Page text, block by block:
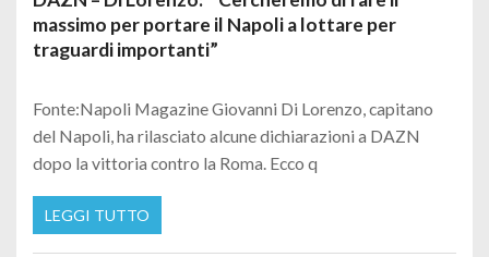
massimo per portare il Napoli a lottare per
traguardi importanti”
Fonte:Napoli Magazine Giovanni Di Lorenzo, capitano
del Napoli, ha rilasciato alcune dichiarazioni a DAZN
dopo la vittoria contro la Roma. Ecco q
LEGGI TUTTO